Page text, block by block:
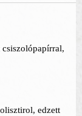
edzett